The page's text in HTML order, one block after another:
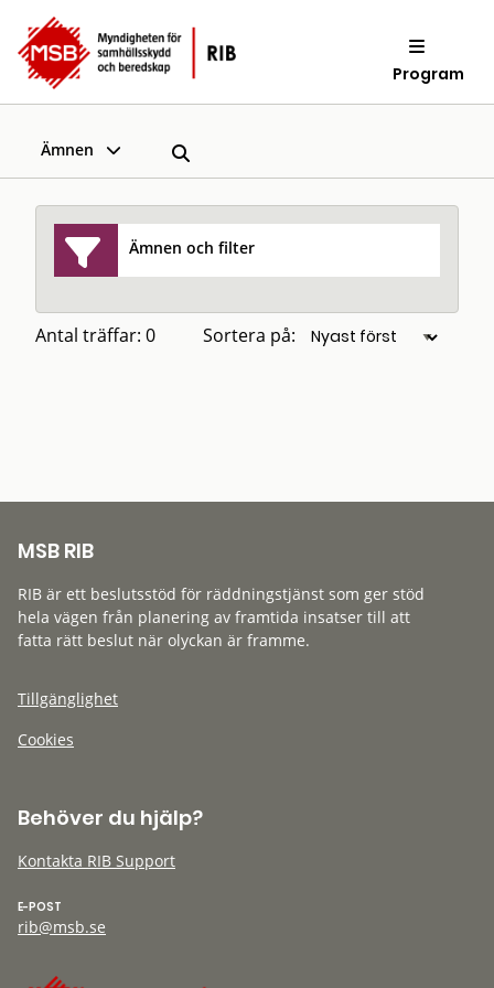
Program
Ämnen
Ämnen och filter
Antal träffar: 0 Sortera på:
MSB RIB
RIB är ett beslutsstöd för räddningstjänst som ger stöd
hela vägen från planering av framtida insatser till att
fatta rätt beslut när olyckan är framme.
Tillgänglighet
Cookies
Behöver du hjälp?
Kontakta RIB Support
E-POST
rib@msb.se